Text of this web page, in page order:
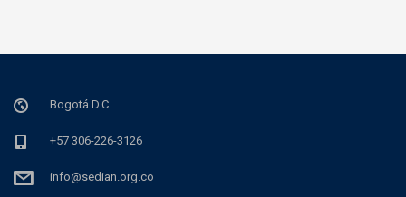
Bogotá D.C.
+57 306-226-3126
info@sedian.org.co